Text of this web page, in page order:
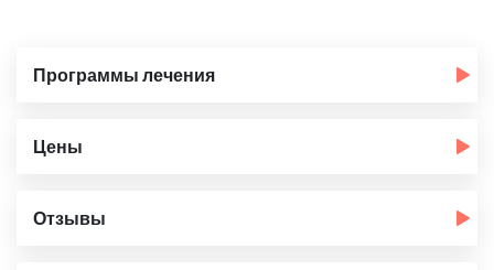
Программы лечения
Цены
Отзывы